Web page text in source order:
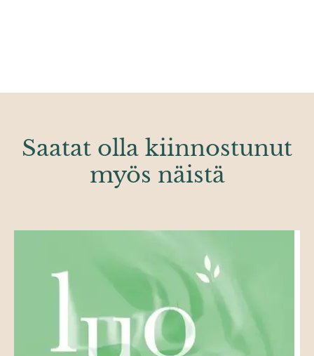
Saatat olla kiinnostunut
myös näistä